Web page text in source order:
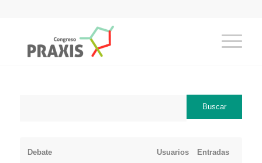
Debate Usuarios Entradas